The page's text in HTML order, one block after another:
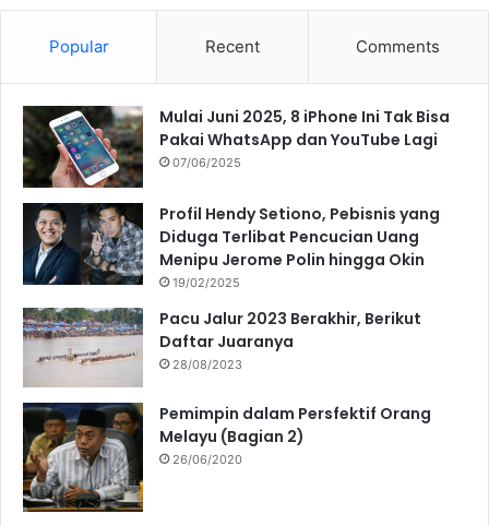
Popular Recent Comments
Mulai Juni 2025, 8 iPhone Ini Tak Bisa
Pakai WhatsApp dan YouTube Lagi
07/06/2025
Profil Hendy Setiono, Pebisnis yang
Diduga Terlibat Pencucian Uang
Menipu Jerome Polin hingga Okin
19/02/2025
Pacu Jalur 2023 Berakhir, Berikut
Daftar Juaranya
28/08/2023
Pemimpin dalam Persfektif Orang
Melayu (Bagian 2)
26/06/2020